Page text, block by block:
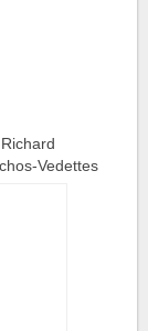
Vedettes